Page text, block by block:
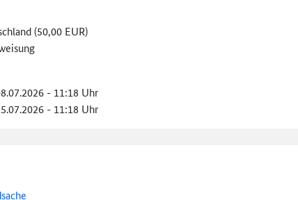
(50,00 EUR)
- 11:18 Uhr
- 11:18 Uhr